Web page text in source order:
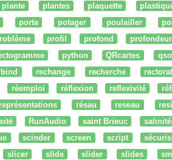
plante plantes plaquette
porte potager poulailler
profil profond profondeur
python QRcartes
rechange recherche rectorat
réemploi réflexion reflexivité
représentations résau reseau
RunAudio saint Brieuc salinité
scinder screen script
slicer slide slider slides